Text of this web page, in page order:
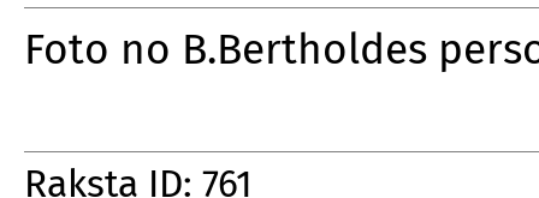
Foto no B.Bertholdes
Raksta ID: 761